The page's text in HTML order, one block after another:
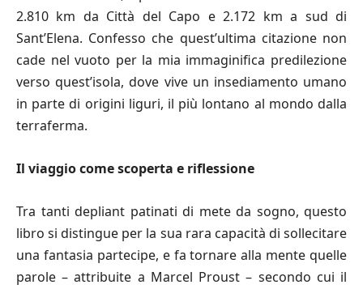
2.810 km da Città del Capo e 2.172 km a sud di
Sant’Elena. Confesso che quest’ultima citazione non
cade nel vuoto per la mia immaginifica predilezione
verso quest’isola, dove vive un insediamento umano
in parte di origini liguri, il più lontano al mondo dalla
terraferma.
Il viaggio come scoperta e riflessione
Tra tanti depliant patinati di mete da sogno, questo
libro si distingue per la sua rara capacità di sollecitare
una fantasia partecipe, e fa tornare alla mente quelle
parole – attribuite a Marcel Proust – secondo cui il